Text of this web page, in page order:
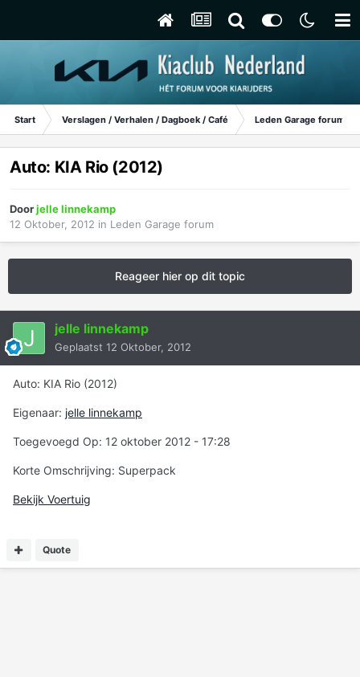
Start Verslagen / Verhalen / Dagboek / Café Leden Garage forum
Auto: KIA Rio (2012)
Doorjelle linnekamp
12 Oktober, 2012 in Leden Garage forum
Reageer hier op dit topic
jelle linnekamp
Geplaatst 12 Oktober, 2012
Auto: KIA Rio (2012)
Eigenaar: jelle linnekamp
Toegevoegd Op: 12 oktober 2012 - 17:28
Korte Omschrijving: Superpack
Bekijk Voertuig
Quote